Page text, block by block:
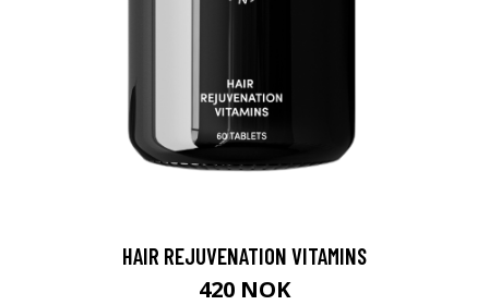
HAIR REJUVENATION VITAMINS
420 NOK